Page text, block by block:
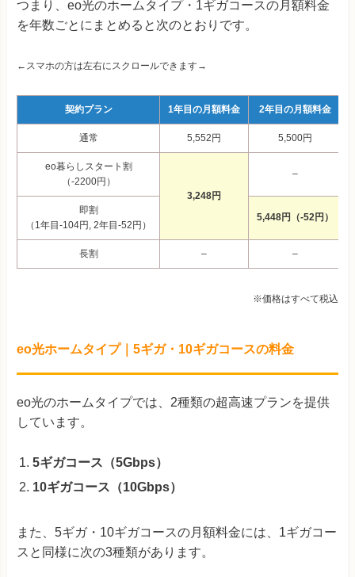
つまり、eo光のホームタイプ・1ギガコースの月額料金
を年数ごとにまとめると次のとおりです。
←スマホの方は左右にスクロールできます→
契約プラン 1年目の月額料金 2年目の月額料金
通常 5,552円 5,500円
eo暮らしスタート割
（-2200円）
3,248円
–
即割
（1年目-104円, 2年目-52円）
5,448円（-52円）
長割 – –
※価格はすべて税込
eo光ホームタイプ｜5ギガ・10ギガコースの料金
eo光のホームタイプでは、2種類の超高速プランを提供
しています。
5ギガコース（5Gbps）
10ギガコース（10Gbps）
また、5ギガ・10ギガコースの月額料金には、1ギガコー
スと同様に次の3種類があります。